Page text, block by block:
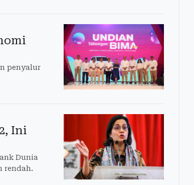
penyalur
Ini
Dunia
rendah.